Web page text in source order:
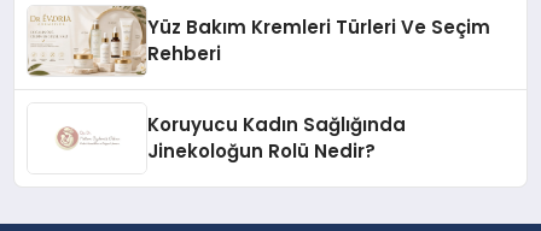
Yüz Bakım Kremleri Türleri Ve Seçim
Rehberi
Koruyucu Kadın Sağlığında
Jinekoloğun Rolü Nedir?